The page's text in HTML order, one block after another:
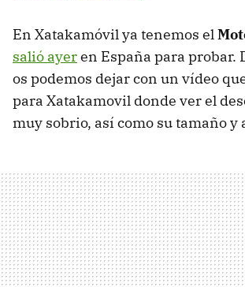
En Xatakamóvil ya tenemos el
salió ayeren España para probar.
os podemos dejar con un vídeo
para Xatakamovil donde ver el
muy sobrio, así como su tamaño y